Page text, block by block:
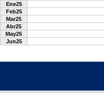
Ene25
Feb25
Mar25
Abr25
May25
Jun25